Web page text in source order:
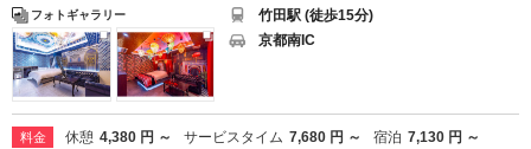
フォトギャラリー
竹田駅 (徒歩15分)
京都南IC
料金 休憩 4,380 円 ～ サービスタイム 7,680 円 ～ 宿泊 7,130 円 ～